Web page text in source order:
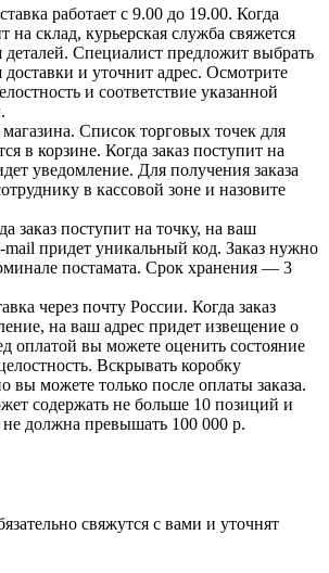
работает с 9.00 до 19.00. Когда
на склад, курьерская служба свяжется
деталей. Специалист предложит выбрать
доставки и уточнит адрес. Осмотрите
и соответствие указанной
Список торговых точек для
в корзине. Когда заказ поступит на
уведомление. Для получения заказа
в кассовой зоне и назовите
заказ поступит на точку, на ваш
mail придет уникальный код. Заказ нужно
постамата. Срок хранения — 3
через почту России. Когда заказ
на ваш адрес придет извещение о
оплатой вы можете оценить состояние
Вскрывать коробку
вы можете только после оплаты заказа.
содержать не больше 10 позиций и
не должна превышать 100 000 р.
свяжутся с вами и уточнят